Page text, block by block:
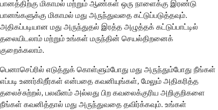
பானத்திற்கு மிகாமல் மற்றும் ஆண்கள் ஒரு நாளைக்கு இரண்டு
பானங்களுக்கு மிகாமல் மது அருந்துவதை கட்டுப்படுத்தவும்.
அதிகப்படியான மது அருந்துதல் இரத்த அழுத்தக் கட்டுப்பாட்டில்
தலையிடலாம் மற்றும் உங்கள் மருந்தின் செயல்திறனைக்
குறைக்கலாம்.
பெனாசெப்ரில் எடுத்துக் கொள்ளும்போது மது அருந்தும்போது நீங்கள்
எப்படி உணர்கிறீர்கள் என்பதை கவனியுங்கள், மேலும் அதிகரித்த
தலைச்சுற்றல், பலவீனம் அல்லது பிற கவலைக்குரிய அறிகுறிகளை
நீங்கள் கவனித்தால் மது அருந்துவதை தவிர்க்கவும். உங்கள்